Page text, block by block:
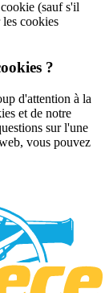
(sauf s'il
cookies
?
d'attention à la
et de notre
sur l'une
vous pouvez